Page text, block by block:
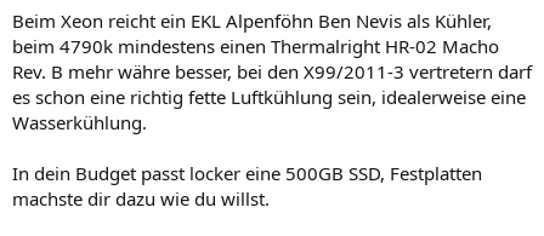
Beim Xeon reicht ein EKL Alpenföhn Ben Nevis als Kühler,
beim 4790k mindestens einen Thermalright HR-02 Macho
Rev. B mehr währe besser, bei den X99/2011-3 vertretern darf
es schon eine richtig fette Luftkühlung sein, idealerweise eine
Wasserkühlung.
In dein Budget passt locker eine 500GB SSD, Festplatten
machste dir dazu wie du willst.